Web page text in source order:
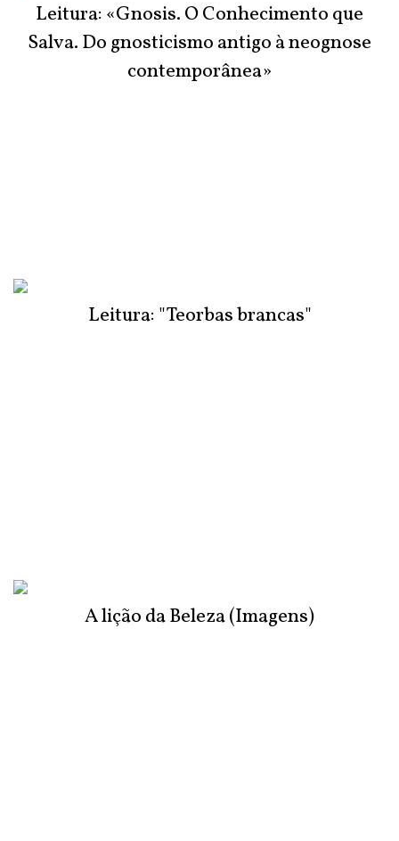
Leitura: «Gnosis. O Conhecimento que
Salva. Do gnosticismo antigo à neognose
contemporânea»
Leitura: "Teorbas brancas"
A lição da Beleza (Imagens)